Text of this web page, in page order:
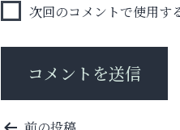
次回のコメントで使用す